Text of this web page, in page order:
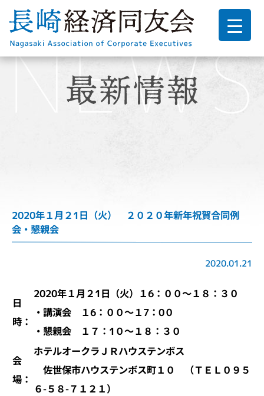
2020年１月２1日（火） ２０２０年新年祝賀合同例
会・懇親会
2020.01.21
日
時：
2020年１月２1日（火）１6：００～１８：３０
・講演会 １6：００～１7：0０
・懇親会 １７：1０～１８：３０
会
場：
ホテルオークラＪＲハウステンボス
佐世保市ハウステンボス町１０ （ＴＥＬ０９５
６-５８-７１２１）